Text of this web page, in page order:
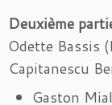
Deuxième
Odette Bassis
Capitanescu
Gaston